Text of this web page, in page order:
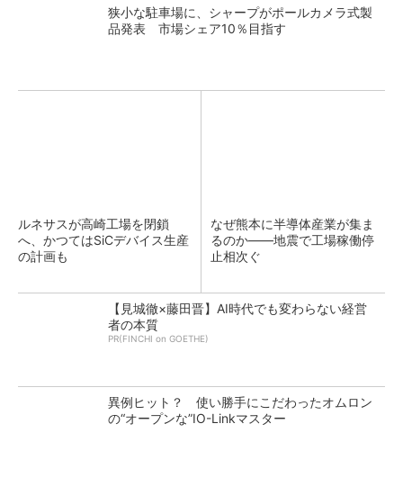
狭小な駐車場に、シャープがポールカメラ式製
品発表 市場シェア10％目指す
ルネサスが高崎工場を閉鎖
へ、かつてはSiCデバイス生産
の計画も
なぜ熊本に半導体産業が集ま
るのか――地震で工場稼働停
止相次ぐ
【見城徹×藤田晋】AI時代でも変わらない経営
者の本質
PR(FINCHI on GOETHE)
異例ヒット？ 使い勝手にこだわったオムロン
の“オープンな”IO-Linkマスター